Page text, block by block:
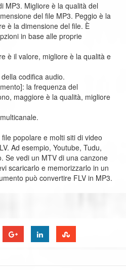
MP3. Migliore è la qualità del
del file MP3. Peggio è la
è la dimensione del file. È
in base alle proprie
è il valore, migliore è la qualità e
codifica audio.
la frequenza del
maggiore è la qualità, migliore
popolare e molti siti di video
Ad esempio, Youtube, Tudu,
Se vedi un MTV di una canzone
scaricarlo e memorizzarlo in un
può convertire FLV in MP3.